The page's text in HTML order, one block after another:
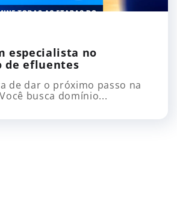
especialista no
efluentes
de dar o próximo passo na
busca domínio...